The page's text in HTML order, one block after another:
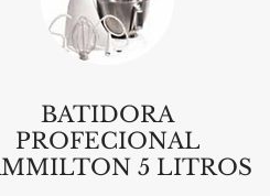
BATIDORA
PROFECIONAL
5 LITROS